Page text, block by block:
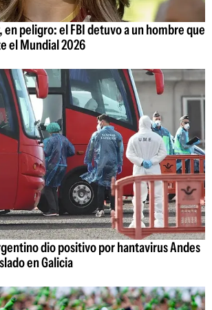
en peligro: el FBI detuvo a un hombre que
el Mundial 2026
dio positivo por hantavirus Andes
en Galicia